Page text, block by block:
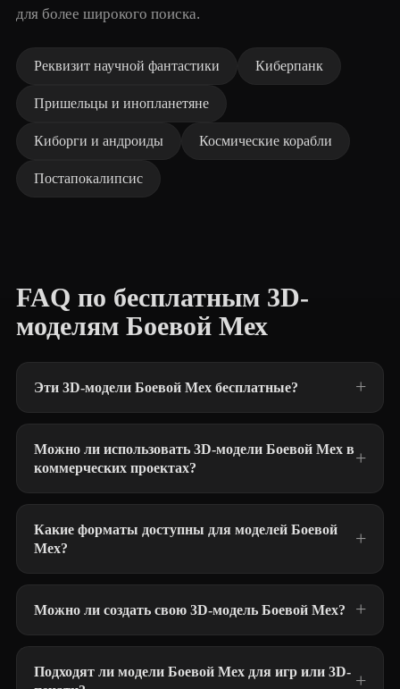
для более широкого поиска.
Реквизит научной фантастики Киберпанк
Пришельцы и инопланетяне
Киборги и андроиды Космические корабли
Постапокалипсис
FAQ по бесплатным 3D-
моделям Боевой Мех
Эти 3D-модели Боевой Мех бесплатные?
Можно ли использовать 3D-модели Боевой Мех в
коммерческих проектах?
Какие форматы доступны для моделей Боевой
Мех?
Можно ли создать свою 3D-модель Боевой Мех?
Подходят ли модели Боевой Мех для игр или 3D-